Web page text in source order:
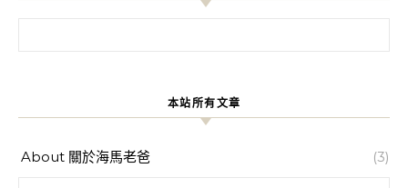
本站所有文章
About 關於海馬老爸 (3)